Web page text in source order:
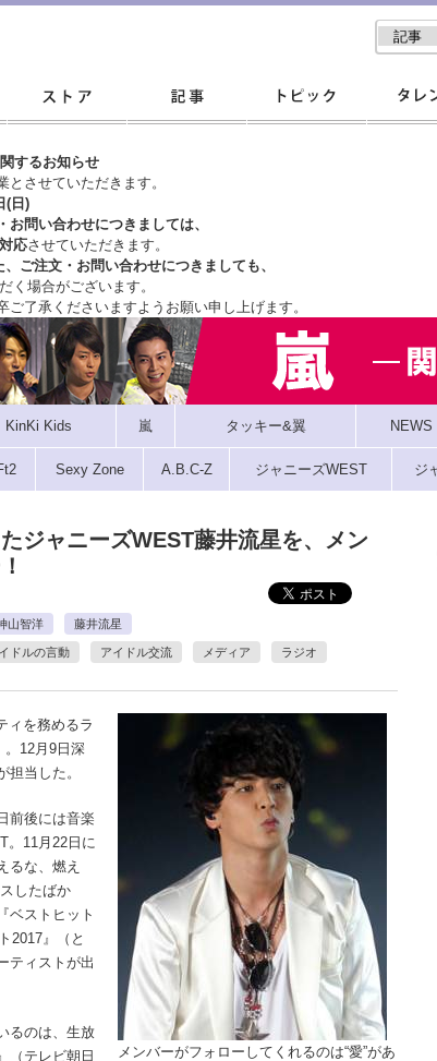
するお知らせ
させていただきます。
(日)
問い合わせにつきましては、
応させていただきます。
ご注文・ お問い合わせにつきましても、
く場合がございます。
ご了承くださいますようお願い申し上げます。
KinKi Kids 嵐 タッキー&翼 NEWS
Sexy Zone A.B.C-Z ジャニーズWEST ジ
ジャニーズWEST藤井流星を、メン
山智洋 藤井流星
ドルの言動 アイドル交流 メディア ラジオ
メンバーがフォローしてくれるのは“愛”があ
ィを務めるラ
。12月9日深
担当した。
前後には音楽
。11月22日に
るな、燃え
したばか
ベストヒット
2017』（と
ティストが出
るのは、生放
（テレビ朝日